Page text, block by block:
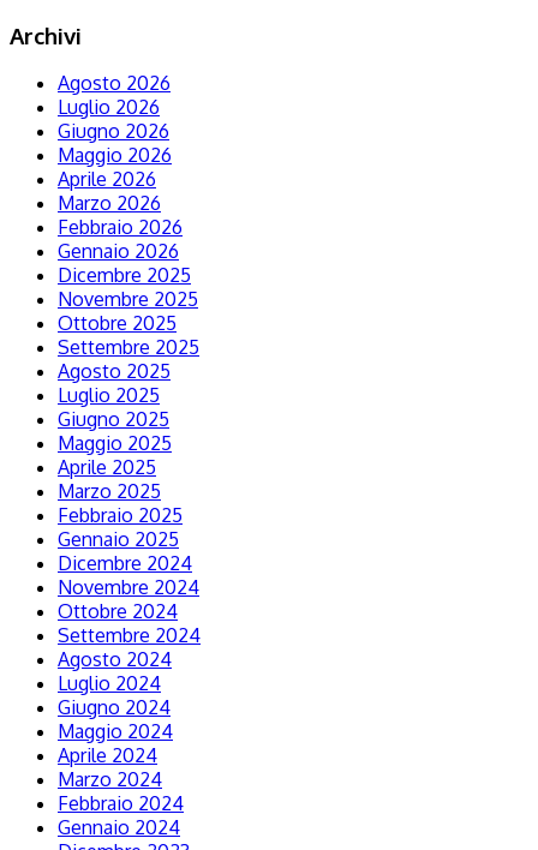
Archivi
Agosto 2026
Luglio 2026
Giugno 2026
Maggio 2026
Aprile 2026
Marzo 2026
Febbraio 2026
Gennaio 2026
Dicembre 2025
Novembre 2025
Ottobre 2025
Settembre 2025
Agosto 2025
Luglio 2025
Giugno 2025
Maggio 2025
Aprile 2025
Marzo 2025
Febbraio 2025
Gennaio 2025
Dicembre 2024
Novembre 2024
Ottobre 2024
Settembre 2024
Agosto 2024
Luglio 2024
Giugno 2024
Maggio 2024
Aprile 2024
Marzo 2024
Febbraio 2024
Gennaio 2024